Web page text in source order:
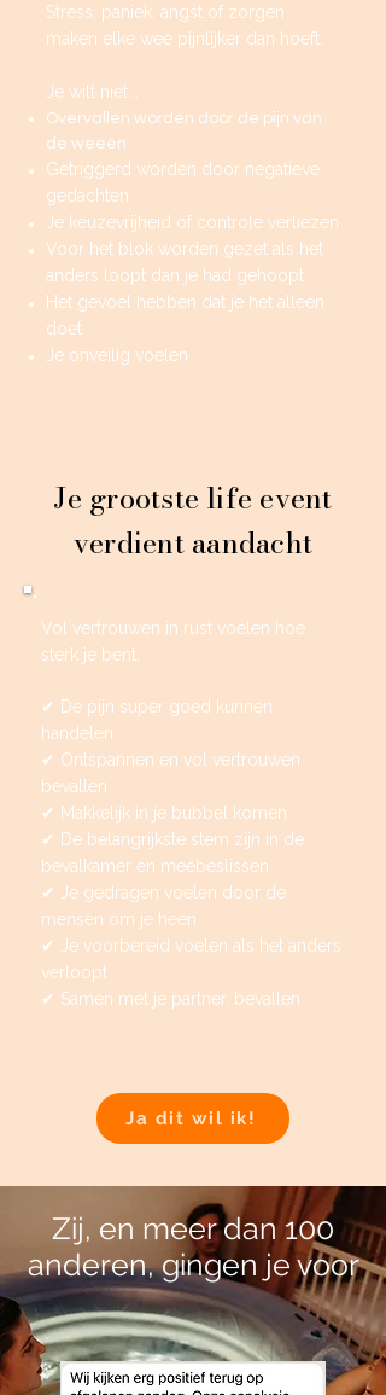
Stress, paniek, angst of zorgen
maken elke wee pijnlijker dan hoeft.
Je wilt niet​​...
Overvallen worden door de pijn van
de weeën
Getriggerd worden door negatieve
gedachten
Je keuzevrijheid of controle verliezen
Voor het blok worden gezet als het
anders loopt dan je had gehoopt
Het gevoel hebben dat je het alleen
doet
Je onveilig voelen
Je grootste life event
verdient aandacht
Vol vertrouwen in rust voelen hoe
sterk je bent.
✔ De pijn super goed kunnen
handelen
✔ Ontspannen en vol vertrouwen
bevallen
✔ Makkelijk in je bubbel komen
✔ De belangrijkste stem zijn in de
bevalkamer en meebeslissen
✔ Je gedragen voelen door de
mensen om je heen
✔ Je voorbereid voelen als het anders
verloopt
✔ Samen met je partner, bevallen
Ja dit wil ik!
Zij, en meer dan 100
anderen, gingen je voor